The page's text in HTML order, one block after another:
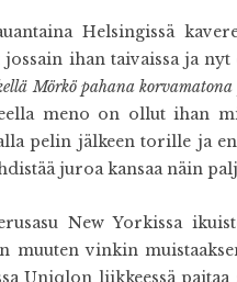
Helsingissä
ihan taivaissa ja
Mörkö pahana korvamatona
meno on ollut ihan
pelin jälkeen torille ja
juroa kansaa näin
New Yorkissa
muuten vinkin
Uniqlon liikkeessä